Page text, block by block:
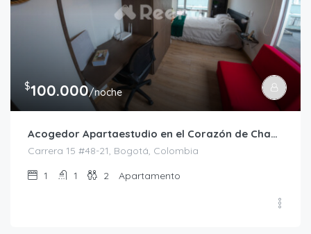
$100.000/noche
Acogedor Apartaestudio en el Corazón de Chapinero
Carrera 15 #48-21, Bogotá, Colombia
1
1 2 Apartamento